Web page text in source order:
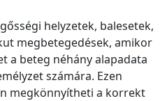
helyzetek, balesetek,
megbetegedések, amikor
a beteg néhány alapadata
számára. Ezen
megkönnyítheti a korrekt